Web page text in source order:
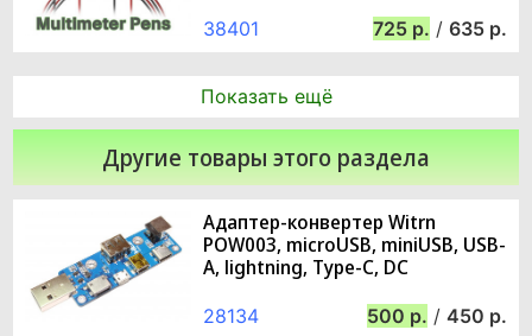
38401 725 / 635
Показать ещё
Другие товары этого раздела
Адаптер-конвертер Witrn
POW003, microUSB, miniUSB, USB-
A, lightning, Type-C, DC
28134 500 / 450